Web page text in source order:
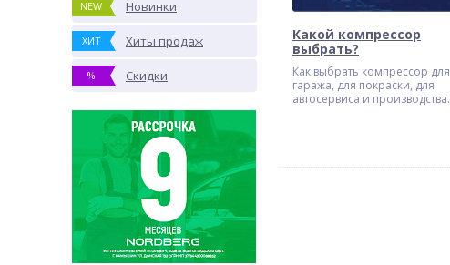
NEW Новинки
ХИТ Хиты продаж
% Скидки
Какой компрессор
выбрать?
Как выбрать компрессор для
гаража, для покраски, для
автосервиса и производства.